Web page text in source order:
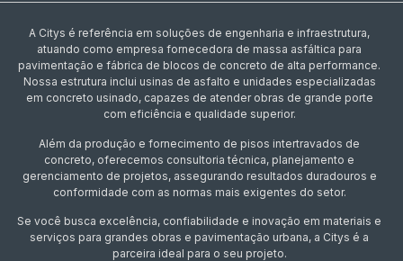
A Citys é referência em soluções de engenharia e infraestrutura,
atuando como empresa fornecedora de massa asfáltica para
pavimentação e fábrica de blocos de concreto de alta performance.
Nossa estrutura inclui usinas de asfalto e unidades especializadas
em concreto usinado, capazes de atender obras de grande porte
com eficiência e qualidade superior.
Além da produção e fornecimento de pisos intertravados de
concreto, oferecemos consultoria técnica, planejamento e
gerenciamento de projetos, assegurando resultados duradouros e
conformidade com as normas mais exigentes do setor.
Se você busca excelência, confiabilidade e inovação em materiais e
serviços para grandes obras e pavimentação urbana, a Citys é a
parceira ideal para o seu projeto.